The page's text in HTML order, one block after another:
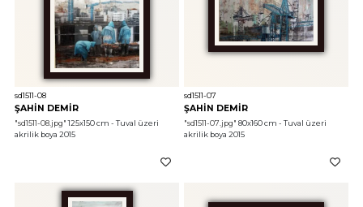
sd1511-08
ŞAHİN DEMİR
"sd1511-08.jpg" 125x150 cm - Tuval üzeri
akrilik boya 2015
sd1511-07
ŞAHİN DEMİR
"sd1511-07.jpg" 80x160 cm - Tuval üzeri
akrilik boya 2015